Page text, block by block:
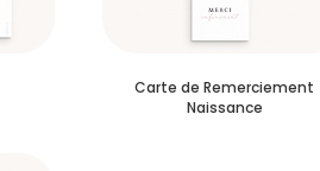
Carte de Remerciement
Naissance